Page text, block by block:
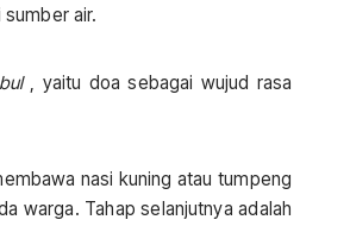
air.
, yaitu doa sebagai wujud rasa
nasi kuning atau tumpeng
warga. Tahap selanjutnya adalah